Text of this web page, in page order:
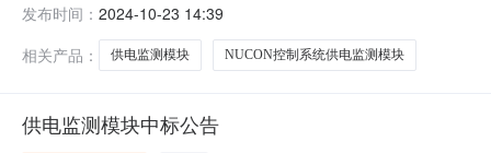
类型：公开十、报价要求：请根据明细清单填报含税单
发布时间： 2024-10-23 14:39
相关产品：
供电监测模块 NUCON控制系统供电监测模块
供电监测模块中标公告